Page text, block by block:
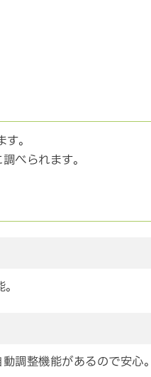
す。
べられます。
調整機能があるので安心。